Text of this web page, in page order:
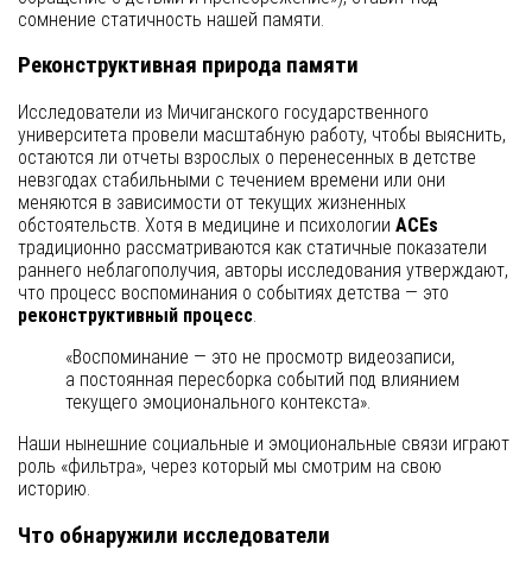
сомнение статичность нашей памяти.
Реконструктивная природа памяти
Исследователи из Мичиганского государственного
университета провели масштабную работу, чтобы выяснить,
остаются ли отчеты взрослых о перенесенных в детстве
невзгодах стабильными с течением времени или они
меняются в зависимости от текущих жизненных
обстоятельств. Хотя в медицине и психологии ACEs
традиционно рассматриваются как статичные показатели
раннего неблагополучия, авторы исследования утверждают,
что процесс воспоминания о событиях детства — это
реконструктивный процесс.
«Воспоминание — это не просмотр видеозаписи,
а постоянная пересборка событий под влиянием
текущего эмоционального контекста».
Наши нынешние социальные и эмоциональные связи играют
роль «фильтра», через который мы смотрим на свою
историю.
Что обнаружили исследователи